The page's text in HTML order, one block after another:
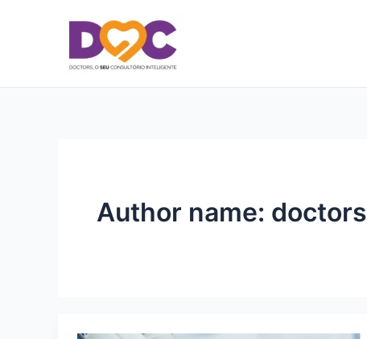
Author name: doctors
pagination